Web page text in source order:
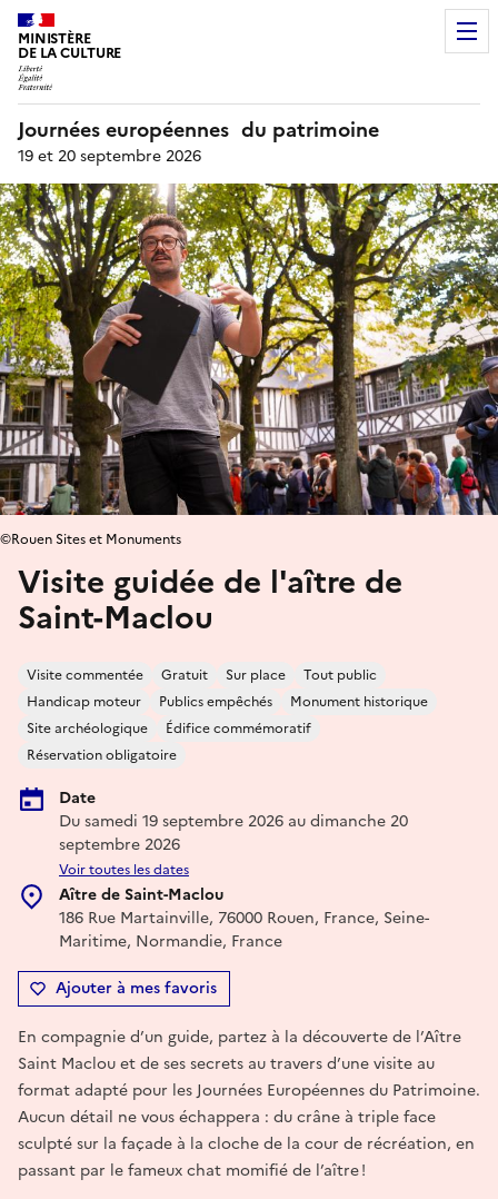
MINISTÈRE
DE LA CULTURE
Journées européennes du patrimoine
19 et 20 septembre 2026
Visite guidée de l'aître de
Saint-Maclou
Visite commentée Gratuit Sur place
Tout public
Handicap moteur
Publics empêchés
Monument historique
Site archéologique
Édifice commémoratif
Réservation obligatoire
Date
Du samedi 19 septembre 2026 au dimanche 20
septembre 2026
Voir toutes les dates
Aître de Saint-Maclou
186 Rue Martainville, 76000 Rouen, France, Seine-
Maritime, Normandie, France
Ajouter à mes favoris
©Rouen Sites et Monuments
En compagnie d’un guide, partez à la découverte de l’Aître
Saint Maclou et de ses secrets au travers d’une visite au
format adapté pour les Journées Européennes du Patrimoine.
Aucun détail ne vous échappera : du crâne à triple face
sculpté sur la façade à la cloche de la cour de récréation, en
passant par le fameux chat momifié de l’aître !